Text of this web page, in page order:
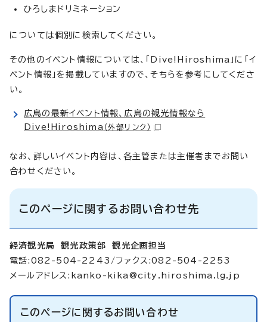
ひろしまドリミネーション
については個別に検索してください。
その他のイベント情報については、「Dive!Hiroshima」に「イ
ベント情報」を掲載していますので、そちらを参考にしてくださ
い。
広島の最新イベント情報、広島の観光情報なら
Dive!Hiroshima （外部リンク）
なお、詳しいイベント内容は、各主管または主催者までお問い
合わせください。
このページに関するお問い合わせ先
経済観光局 観光政策部 観光企画担当
電話:082-504-2243/ファクス:082-504-2253
メールアドレス: kanko-kika@city.hiroshima.lg.jp
このページに関するお問い合わせ